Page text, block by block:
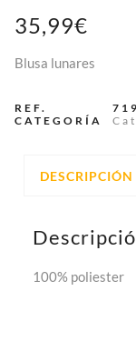
35,99€
Blusa lunares
REF.
CATEGORÍA
DESCRIPCIÓN
100% poliester